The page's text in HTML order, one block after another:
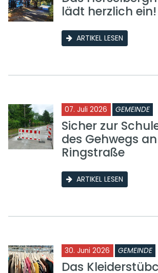
lädt herzlich ein!
ARTIKEL LESEN
07. Juli 2026 GEMEINDE
Sicher zur
des Gehwegs
Ringstraße
ARTIKEL LESEN
30. Juni 2026 GEMEINDE
Das